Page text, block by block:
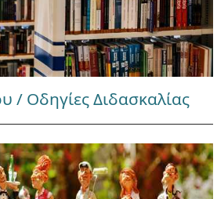
/ Οδηγίες Διδασκαλίας